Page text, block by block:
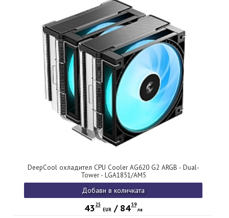
DeepCool охладител CPU Cooler AG620 G2 ARGB - Dual-
Tower - LGA1851/AM5
Добави в количката
43 25
EUR/ 84 59
лв